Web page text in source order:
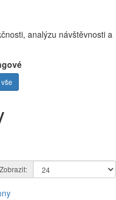
analýzu návštěvnosti a
Zobrazit: